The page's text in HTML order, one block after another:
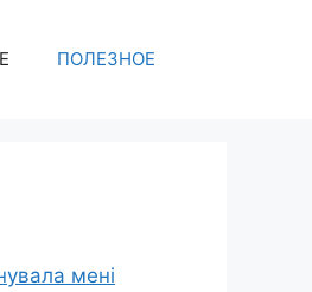
ПОЛЕЗНОЕ
мені